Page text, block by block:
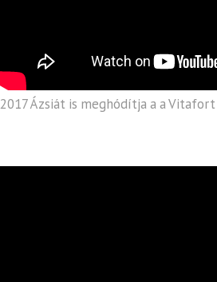
2017 Ázsiát is meghódítja a a